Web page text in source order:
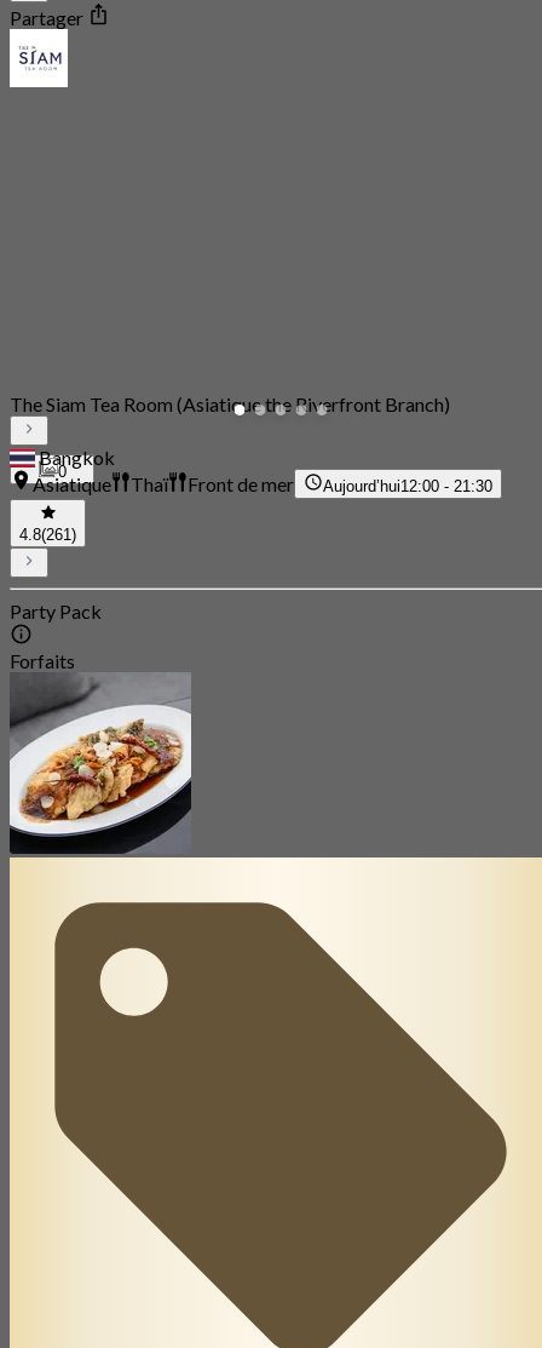
Partager
0
The Siam Tea Room (Asiatique the Riverfront Branch)
Bangkok
Asiatique
Thaï Front de mer Aujourd’hui12:00 - 21:30
4.8(261)
Party Pack
Forfaits